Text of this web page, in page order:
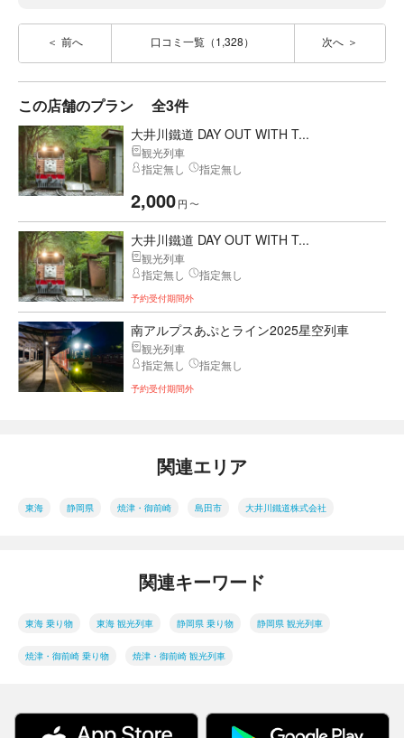
前へ 口コミ一覧（1,328） 次へ
この店舗のプラン 全3件
大井川鐵道 DAY OUT WITH T...
観光列車
指定無し
指定無し
2,000円 〜
大井川鐵道 DAY OUT WITH T...
観光列車
指定無し
指定無し
予約受付期間外
南アルプスあぷとライン2025星空列車
観光列車
指定無し
指定無し
予約受付期間外
関連エリア
東海 静岡県 焼津・御前崎 島田市 大井川鐵道株式会社
関連キーワード
東海 乗り物 東海 観光列車 静岡県 乗り物 静岡県 観光列車
焼津・御前崎 乗り物 焼津・御前崎 観光列車